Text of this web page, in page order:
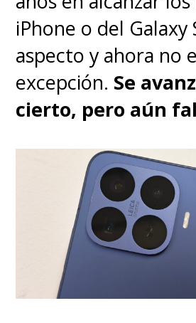
equilibrio envidiable
competencia,
elegancia de los
aeroespaciales, la
un monitor de salud
muy preciso y una
simplemente marca
El Watch Fit 5 Pro
disponible en Chile
$229.990
, pero
iPhone o del Galaxy
aspecto y ahora no
excepción. Se
cierto, pero aún